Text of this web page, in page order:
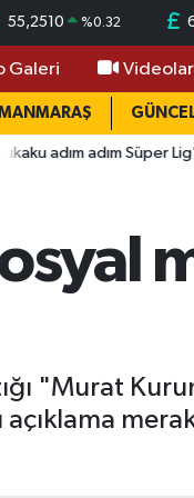
55,2510 %0.32
Galeri Videolar
Süper Lig'e
"Murat
açıklama